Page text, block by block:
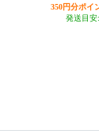
350円分ポイ
発送目